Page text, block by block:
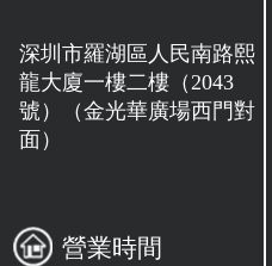
深圳市羅湖區人民南路熙
龍大廈一樓二樓（2043
號）（金光華廣場西門對
面）
營業時間